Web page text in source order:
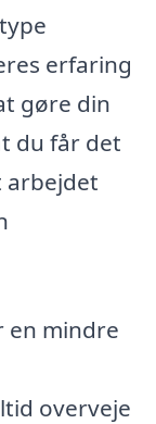
erfaring
gøre din
du får det
arbejdet
en mindre
overveje